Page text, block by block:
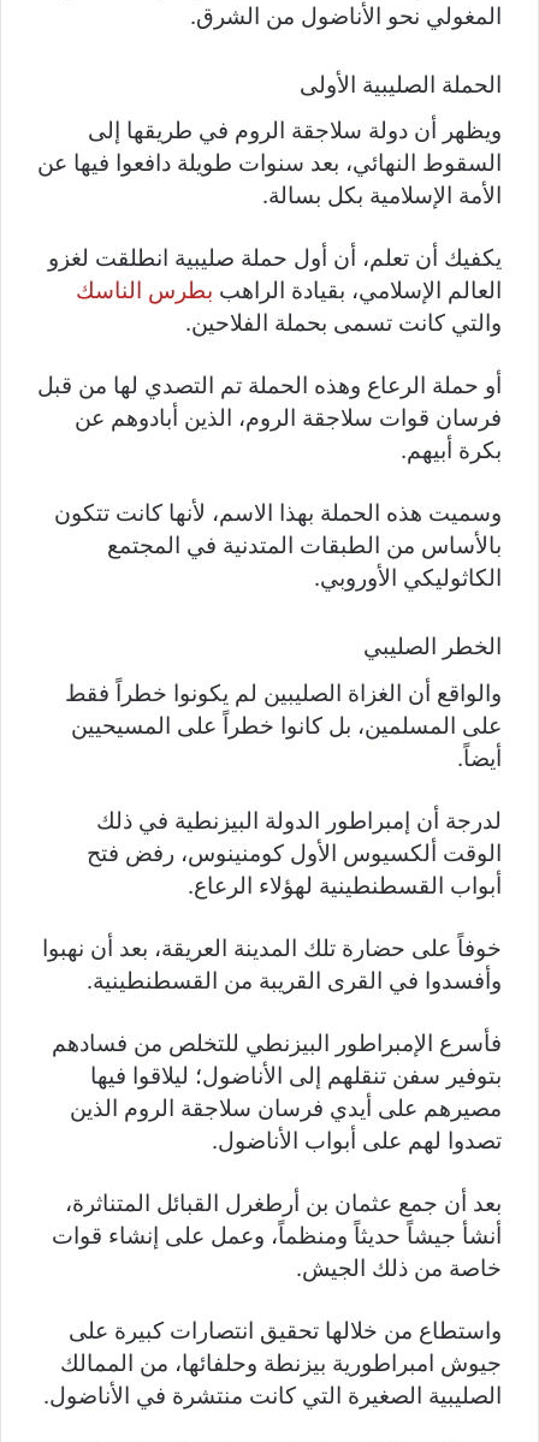
المغولي نحو الأناضول من الشرق.
الحملة الصليبية الأولى
ويظهر أن دولة سلاجقة الروم في طريقها إلى
السقوط النهائي، بعد سنوات طويلة دافعوا فيها عن
الأمة الإسلامية بكل بسالة.
يكفيك أن تعلم، أن أول حملة صليبية انطلقت لغزو
العالم الإسلامي، بقيادة الراهب بطرس الناسك
والتي كانت تسمى بحملة الفلاحين.
أو حملة الرعاع وهذه الحملة تم التصدي لها من قبل
فرسان قوات سلاجقة الروم، الذين أبادوهم عن
بكرة أبيهم.
وسميت هذه الحملة بهذا الاسم، لأنها كانت تتكون
بالأساس من الطبقات المتدنية في المجتمع
الكاثوليكي الأوروبي.
الخطر الصليبي
والواقع أن الغزاة الصليبين لم يكونوا خطراً فقط
على المسلمين، بل كانوا خطراً على المسيحيين
أيضاً.
لدرجة أن إمبراطور الدولة البيزنطية في ذلك
الوقت ألكسيوس الأول كومنينوس، رفض فتح
أبواب القسطنطينية لهؤلاء الرعاع.
خوفاً على حضارة تلك المدينة العريقة، بعد أن نهبوا
وأفسدوا في القرى القريبة من القسطنطينية.
فأسرع الإمبراطور البيزنطي للتخلص من فسادهم
بتوفير سفن تنقلهم إلى الأناضول؛ ليلاقوا فيها
مصيرهم على أيدي فرسان سلاجقة الروم الذين
تصدوا لهم على أبواب الأناضول.
بعد أن جمع عثمان بن أرطغرل القبائل المتناثرة،
أنشأ جيشاً حديثاً ومنظماً، وعمل على إنشاء قوات
خاصة من ذلك الجيش.
واستطاع من خلالها تحقيق انتصارات كبيرة على
جيوش امبراطورية بيزنطة وحلفائها، من الممالك
الصليبية الصغيرة التي كانت منتشرة في الأناضول.